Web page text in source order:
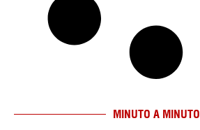
MINUTO A MINUTO